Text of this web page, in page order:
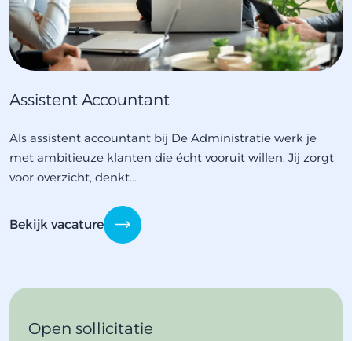
Assistent Accountant
Als assistent accountant bij De Administratie werk je
met ambitieuze klanten die écht vooruit willen. Jij zorgt
voor overzicht, denkt...
Bekijk vacature
Open sollicitatie